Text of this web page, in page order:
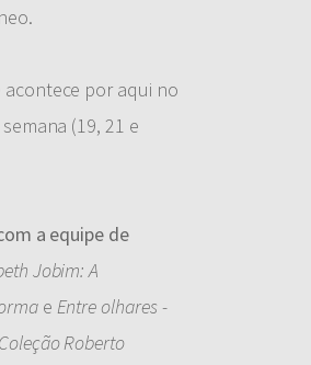
por aqui no
(19, 21 e
a equipe de
Jobim: A
e Entre olhares -
Roberto